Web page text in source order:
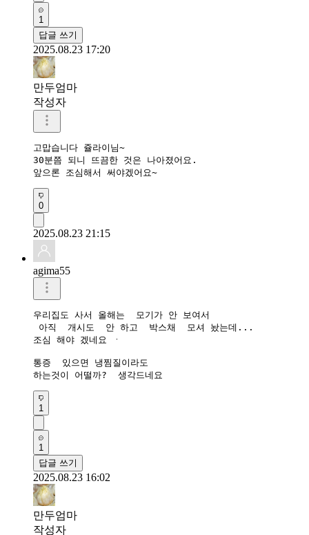
1
답글 쓰기
2025.08.23 17:20
만두엄마
작성자
고맙습니다 쥴라이님~
30분쯤 되니 뜨끔한 것은 나아졌어요.
앞으론 조심해서 써야겠어요~
0
2025.08.23 21:15
agima55
우리집도 사서 올해는  모기가 안 보여서
아직  개시도  안 하고  박스채  모셔 놨는데...
조심 해야 겠네요 ㆍ
통증  있으면 냉찜질이라도
하는것이 어떨까?  생각드네요
1
1
답글 쓰기
2025.08.23 16:02
만두엄마
작성자